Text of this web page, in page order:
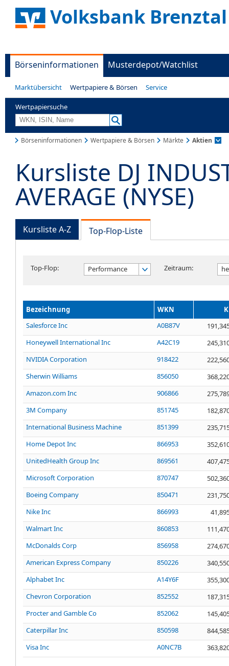
Volksbank Brenztal
Börseninformationen Musterdepot/Watchlist
Marktübersicht Wertpapiere & Börsen Service
Wertpapiersuche
Börseninformationen Wertpapiere & Börsen Märkte Aktien
Kursliste DJ
AVERAGE (NYSE)
Kursliste A-Z Top-Flop-Liste
Top-Flop: Performance Zeitraum:
Bezeichnung WKN
Salesforce Inc
A0B87V
Honeywell International Inc
A42C19
NVIDIA Corporation
918422
Sherwin Williams
856050
Amazon.com Inc
906866
3M Company
851745
International Business Machine
851399
Home Depot Inc
866953
UnitedHealth Group Inc
869561
Microsoft Corporation
870747
Boeing Company
850471
Nike Inc
866993
Walmart Inc
860853
McDonalds Corp
856958
American Express Company
850226
Alphabet Inc
A14Y6F
Chevron Corporation
852552
Procter and Gamble Co
852062
Caterpillar Inc
850598
Visa Inc
A0NC7B